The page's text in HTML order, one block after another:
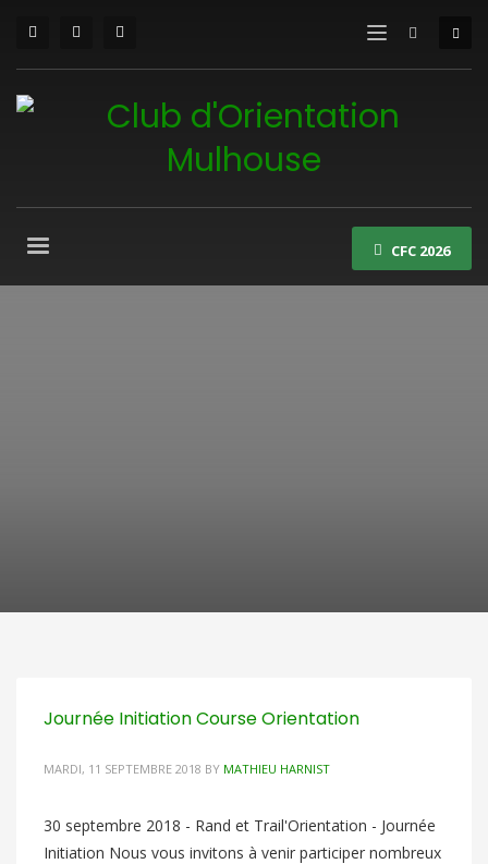
CFC 2026
Journée Initiation Course Orientation
MARDI, 11 SEPTEMBRE 2018 BY MATHIEU HARNIST
30 septembre 2018 - Rand et Trail'Orientation - Journée
Initiation Nous vous invitons à venir participer nombreux